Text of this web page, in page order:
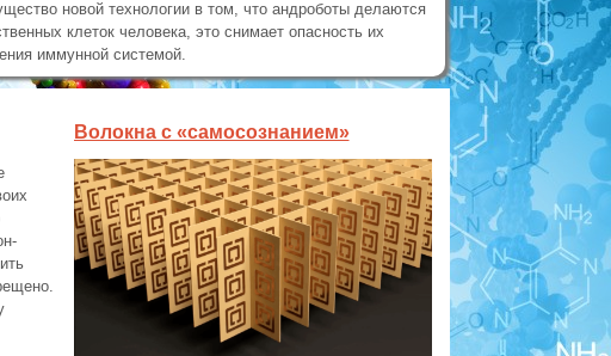
новой технологии в том, что андроботы делаются
клеток человека, это снимает опасность их
иммунной системой.
Волокна с «самосознанием»